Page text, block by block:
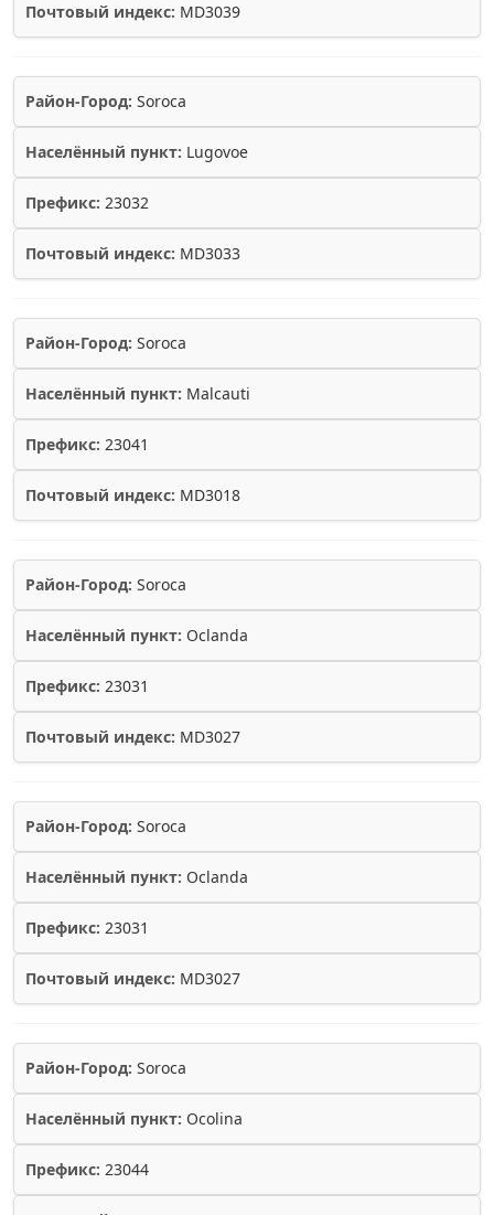
Почтовый индекс: MD3039
Район-Город: Soroca
Населённый пункт: Lugovoe
Префикс: 23032
Почтовый индекс: MD3033
Район-Город: Soroca
Населённый пункт: Malcauti
Префикс: 23041
Почтовый индекс: MD3018
Район-Город: Soroca
Населённый пункт: Oclanda
Префикс: 23031
Почтовый индекс: MD3027
Район-Город: Soroca
Населённый пункт: Oclanda
Префикс: 23031
Почтовый индекс: MD3027
Район-Город: Soroca
Населённый пункт: Ocolina
Префикс: 23044